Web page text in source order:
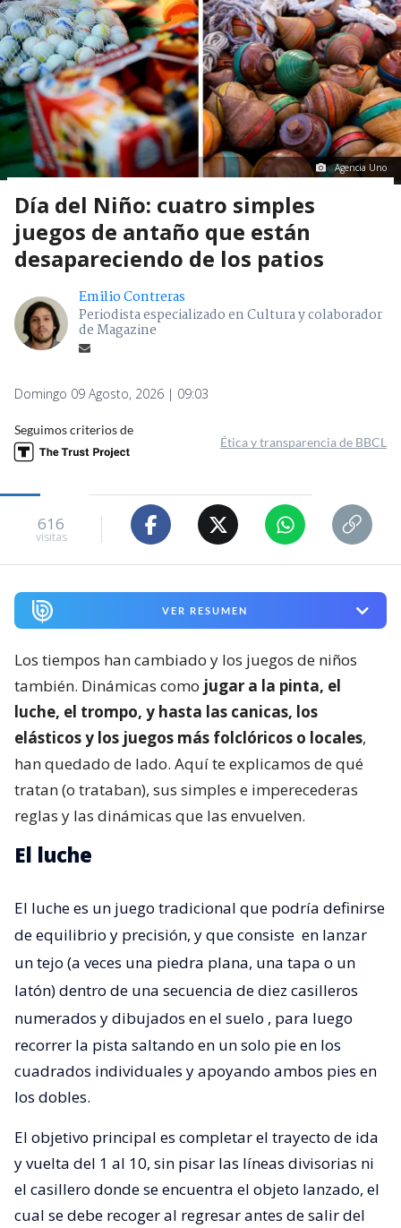
Agencia Uno
Día del Niño: cuatro simples
juegos de antaño que están
desapareciendo de los patios
Emilio Contreras
Periodista especializado en Cultura y colaborador
de Magazine
Domingo 09 Agosto, 2026 | 09:03
Seguimos criterios de
Ética y transparencia de BBCL
616
visitas
VER RESUMEN
Los tiempos han cambiado y los juegos de niños
también. Dinámicas como jugar a la pinta, el
luche, el trompo, y hasta las canicas, los
elásticos y los juegos más folclóricos o locales,
han quedado de lado. Aquí te explicamos de qué
tratan (o trataban), sus simples e imperecederas
reglas y las dinámicas que las envuelven.
El luche
El luche es un juego tradicional que podría definirse
de equilibrio y precisión, y que consiste en lanzar
un tejo (a veces una piedra plana, una tapa o un
latón) dentro de una secuencia de diez casilleros
numerados y dibujados en el suelo , para luego
recorrer la pista saltando en un solo pie en los
cuadrados individuales y apoyando ambos pies en
los dobles.
El objetivo principal es completar el trayecto de ida
y vuelta del 1 al 10, sin pisar las líneas divisorias ni
el casillero donde se encuentra el objeto lanzado, el
cual se debe recoger al regresar antes de salir del